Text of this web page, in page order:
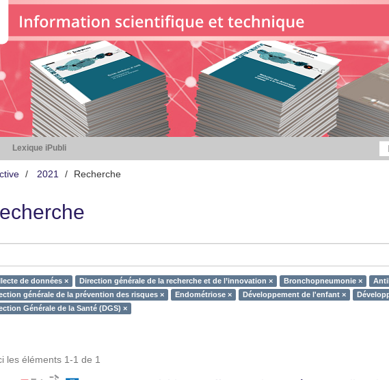
Lexique iPubli
2021 Recherche
de données × Direction générale de la recherche et de l’innovation × Bronchopneumonie ×
générale de la prévention des risques ×
Endométriose × Développement de l'enfant ×
Générale de la Santé (DGS) ×
les éléments 1-1 de 1